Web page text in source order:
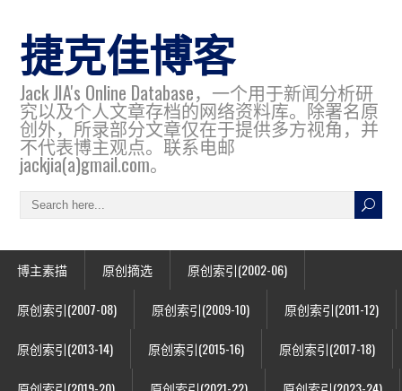
捷克佳博客
Jack JIA's Online Database，一个用于新闻分析研
究以及个人文章存档的网络资料库。除署名原
创外，所录部分文章仅在于提供多方视角，并
不代表博主观点。联系电邮
jackjia(a)gmail.com。
博主素描 原创摘选 原创索引(2002-06)
原创索引(2007-08) 原创索引(2009-10) 原创索引(2011-12)
原创索引(2013-14) 原创索引(2015-16) 原创索引(2017-18)